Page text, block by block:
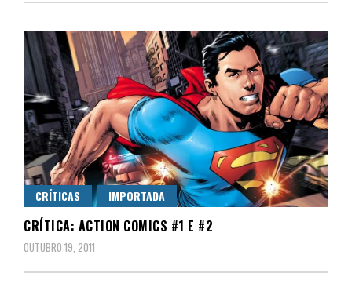
CRÍTICAS IMPORTADA
CRÍTICA: ACTION COMICS #1 E #2
OUTUBRO 19, 2011